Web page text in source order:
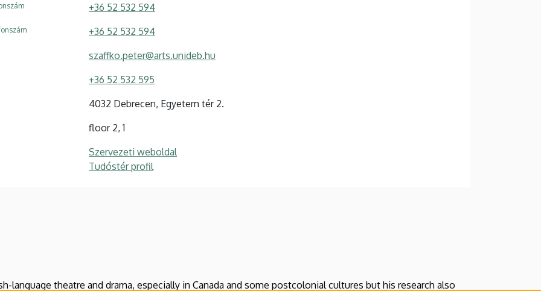
+36 52 532 594
+36 52 532 594
szaffko.peter@arts.unideb.hu
+36 52 532 595
4032 Debrecen, Egyetem tér 2.
floor 2, 1
Szervezeti weboldal
Tudóstér profil
language theatre and drama, especially in Canada and some postcolonial cultures but his research also